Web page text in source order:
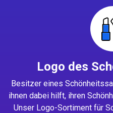
Logo des
Besitzer eines
ihnen dabei hilft, ihren
Unser Logo-Sortiment für